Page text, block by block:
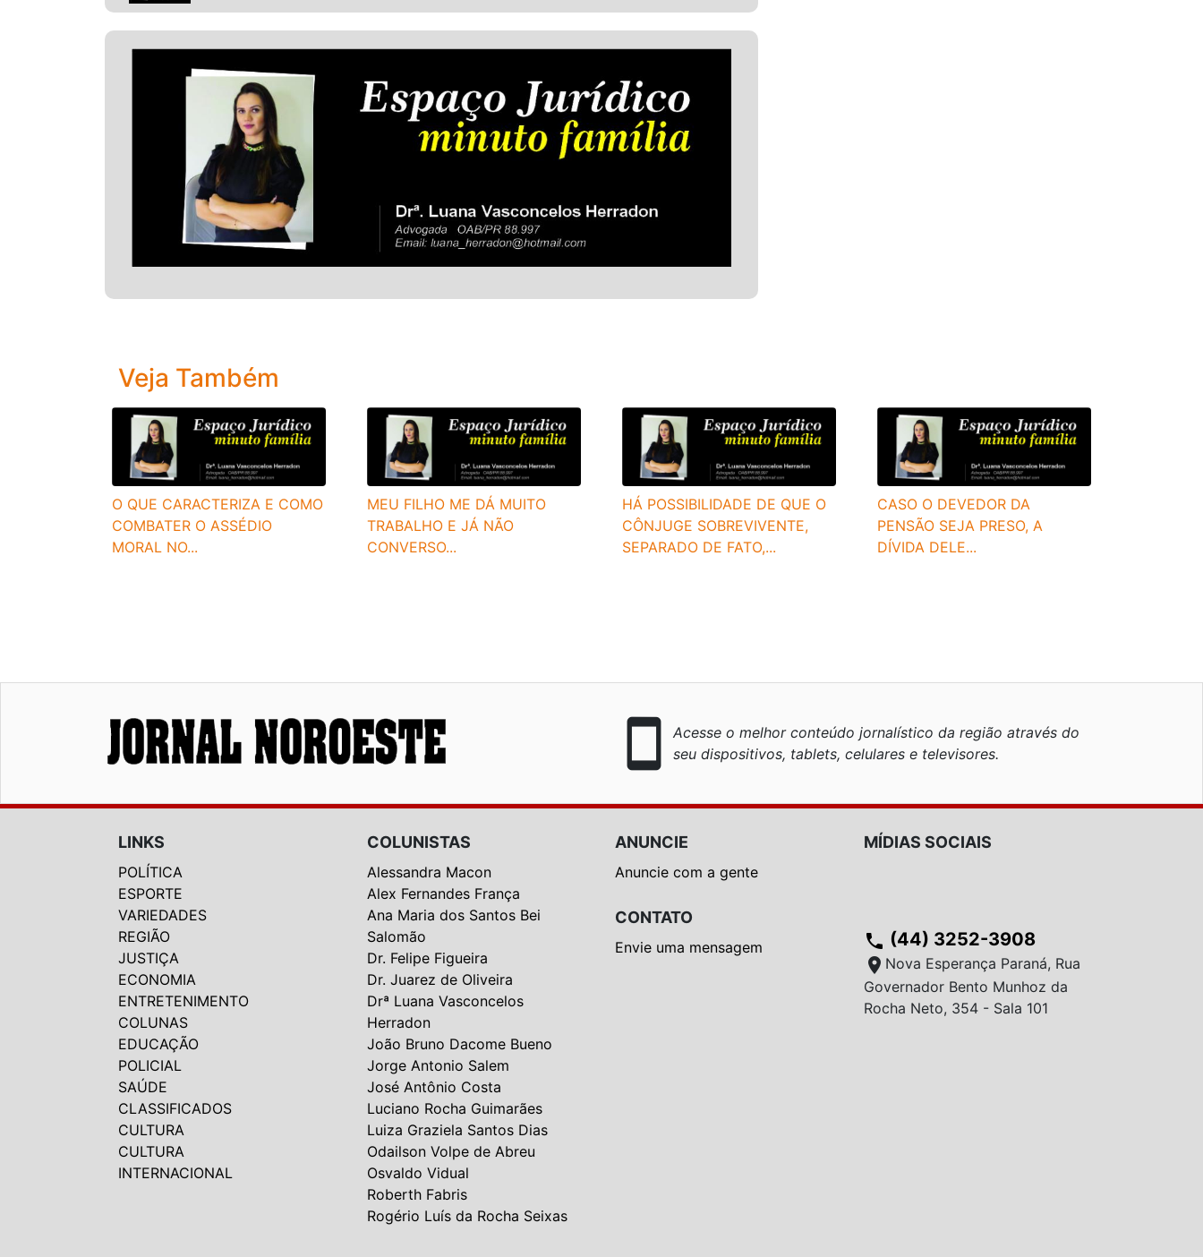
Veja Também
O QUE CARACTERIZA E COMO
COMBATER O ASSÉDIO
MORAL NO...
MEU FILHO ME DÁ MUITO
TRABALHO E JÁ NÃO
CONVERSO...
HÁ POSSIBILIDADE DE QUE O
CÔNJUGE SOBREVIVENTE,
SEPARADO DE FATO,...
CASO O DEVEDOR DA
PENSÃO SEJA PRESO, A
DÍVIDA DELE...
smartphone
seu dispositivos, tablets, celulares e televisores.
POLÍTICA
ESPORTE
VARIEDADES
REGIÃO
JUSTIÇA
ECONOMIA
ENTRETENIMENTO
COLUNAS
EDUCAÇÃO
POLICIAL
SAÚDE
CLASSIFICADOS
CULTURA
CULTURA
INTERNACIONAL
Alex Fernandes França
Ana Maria dos Santos Bei
Salomão
Dr. Felipe Figueira
Dr. Juarez de Oliveira
Drª Luana Vasconcelos
Herradon
João Bruno Dacome Bueno
Jorge Antonio Salem
José Antônio Costa
Luciano Rocha Guimarães
Luiza Graziela Santos Dias
Odailson Volpe de Abreu
Osvaldo Vidual
Roberth Fabris
Rogério Luís da Rocha Seixas
MÍDIAS SOCIAIS
phone
(44) 3252-3908
location_on Nova Esperança Paraná, Rua
Governador Bento Munhoz da
Rocha Neto, 354 - Sala 101